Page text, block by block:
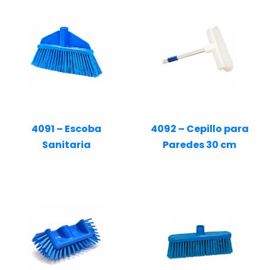
4091 – Escoba
Sanitaria
4092 – Cepillo para
Paredes 30 cm